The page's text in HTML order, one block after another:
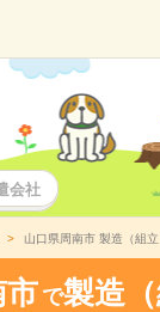
会社
山口県周南市 製造（組
市 で製造（